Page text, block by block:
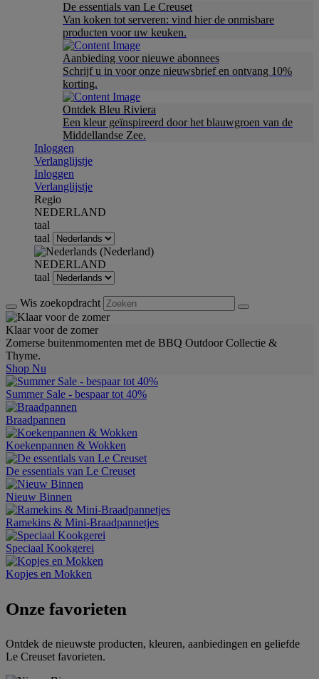
De essentials van Le Creuset
Van koken tot serveren: vind hier de onmisbare
producten voor uw keuken.
Aanbieding voor nieuwe abonnees
Schrijf u in voor onze nieuwsbrief en ontvang 10%
korting.
Ontdek Bleu Riviera
Een kleur geïnspireerd door het blauwgroen van de
Middellandse Zee.
Inloggen
Verlanglijstje
Inloggen
Verlanglijstje
Regio
NEDERLAND
taal
taal
NEDERLAND
taal
Wis zoekopdracht
Klaar voor de zomer
Zomerse buitenmomenten met de BBQ Outdoor Collectie &
Thyme.
Shop Nu
Summer Sale - bespaar tot 40%
Braadpannen
Koekenpannen & Wokken
De essentials van Le Creuset
Nieuw Binnen
Ramekins & Mini-Braadpannetjes
Speciaal Kookgerei
Kopjes en Mokken
Onze favorieten
Ontdek de nieuwste producten, kleuren, aanbiedingen en geliefde
Le Creuset favorieten.